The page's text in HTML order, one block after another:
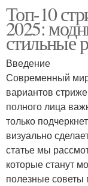
стрижки
Челки для
лица
Стрижки для
женщин
Топ-10
2025:
стильные
Введение
Современный
вариантов
полного лица
только
визуально
статье мы
которые станут
полезные советы